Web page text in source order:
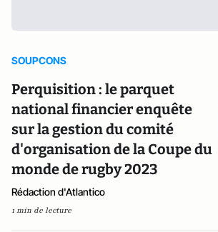
SOUPCONS
Perquisition : le parquet
national financier enquête
sur la gestion du comité
d'organisation de la Coupe du
monde de rugby 2023
Rédaction d'Atlantico
1 min de lecture